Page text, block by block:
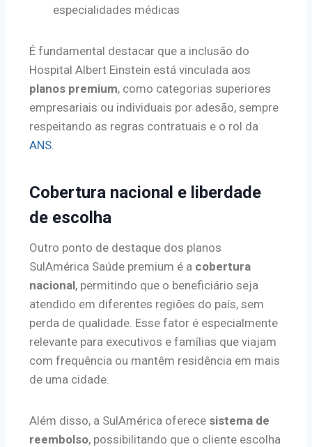
especialidades médicas
É fundamental destacar que a inclusão do
Hospital Albert Einstein está vinculada aos
planos premium, como categorias superiores
empresariais ou individuais por adesão, sempre
respeitando as regras contratuais e o rol da
ANS
Cobertura nacional e liberdade
de escolha
Outro ponto de destaque dos planos
SulAmérica Saúde premium é a cobertura
nacional, permitindo que o beneficiário seja
atendido em diferentes regiões do país, sem
perda de qualidade. Esse fator é especialmente
relevante para executivos e famílias que viajam
com frequência ou mantêm residência em mais
de uma cidade.
Além disso, a SulAmérica oferece sistema de
reembolso, possibilitando que o cliente escolha